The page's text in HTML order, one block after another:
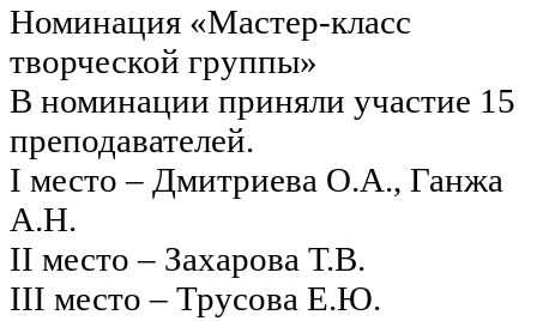
Номинация «Мастер-класс
творческой группы»
В номинации приняли участие 15
преподавателей.
I место – Дмитриева О.А., Ганжа
А.Н.
II место – Захарова Т.В.
III место – Трусова Е.Ю.